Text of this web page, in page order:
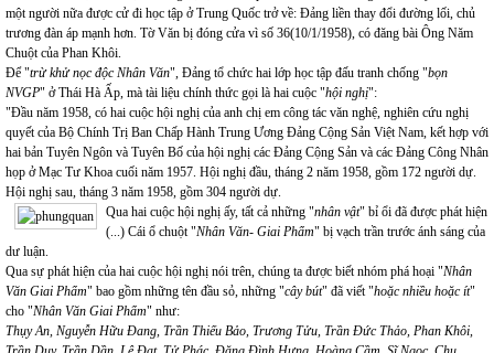
một người nữa được cử đi học tập ở Trung Quốc trở về: Đảng liền thay đổi đường lối, chủ
trương đàn áp mạnh hơn. Tờ Văn bị đóng cửa vì số 36(10/1/1958), có đăng bài Ông Năm
Chuột của Phan Khôi.
Để "trừ khử nọc độc Nhân Văn", Đảng tổ chức hai lớp học tập đấu tranh chống "bọn
NVGP" ở Thái Hà Ấp, mà tài liệu chính thức gọi là hai cuộc "hội nghị":
"Đầu năm 1958, có hai cuộc hội nghị của anh chị em công tác văn nghệ, nghiên cứu nghị
quyết của Bộ Chính Trị Ban Chấp Hành Trung Ương Đảng Cộng Sản Việt Nam, kết hợp với
hai bản Tuyên Ngôn và Tuyên Bố của hội nghị các Đảng Cộng Sản và các Đảng Công Nhân
họp ở Mạc Tư Khoa cuối năm 1957. Hội nghị đầu, tháng 2 năm 1958, gồm 172 người dự.
Hội nghị sau, tháng 3 năm 1958, gồm 304 người dự.
Qua hai cuộc hội nghị ấy, tất cả những "nhân vật" bỉ ổi đã được phát hiện
(...) Cái ổ chuột "Nhân Văn- Giai Phẩm" bị vạch trần trước ánh sáng của
dư luận.
Qua sự phát hiện của hai cuộc hội nghị nói trên, chúng ta được biết nhóm phá hoại "Nhân
Văn Giai Phẩm" bao gồm những tên đầu sỏ, những "cây bút" đã viết "hoặc nhiều hoặc ít"
cho "Nhân Văn Giai Phẩm" như:
Thụy An, Nguyễn Hữu Đang, Trần Thiếu Bảo, Trương Tửu, Trần Đức Thảo, Phan Khôi,